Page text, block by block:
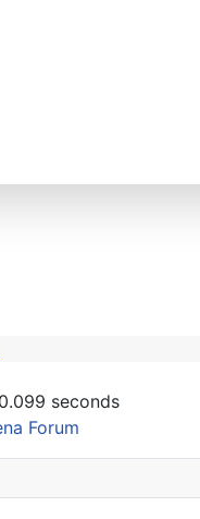
seconds
Forum